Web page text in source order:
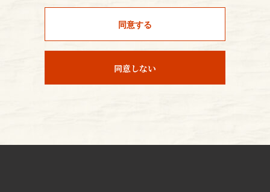
同意する
同意しない